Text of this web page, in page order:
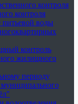
контроля
контроля
питьевой воды
контроль
жилищного
периоду